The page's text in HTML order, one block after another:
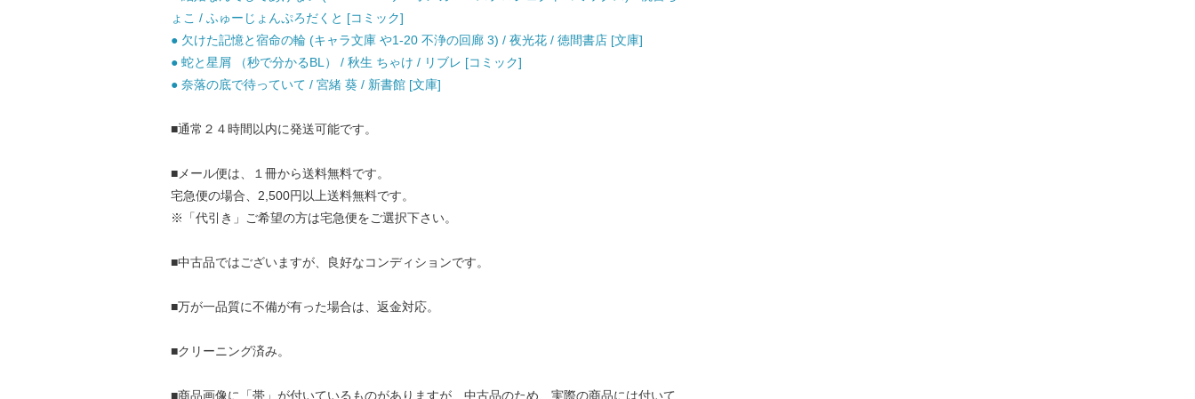
ょこ / ふゅーじょんぷろだくと [コミック]
● 欠けた記憶と宿命の輪 (キャラ文庫 や1-20 不浄の回廊 3) / 夜光花 / 徳間書店 [文庫]
● 蛇と星屑 （秒で分かるBL） / 秋生 ちゃけ / リブレ [コミック]
● 奈落の底で待っていて / 宮緒 葵 / 新書館 [文庫]
■通常２４時間以内に発送可能です。
■メール便は、１冊から送料無料です。
宅急便の場合、2,500円以上送料無料です。
※「代引き」ご希望の方は宅急便をご選択下さい。
■中古品ではございますが、良好なコンディションです。
■万が一品質に不備が有った場合は、返金対応。
■クリーニング済み。
■商品画像に「帯」が付いているものがありますが、中古品のため、実際の商品には付いて